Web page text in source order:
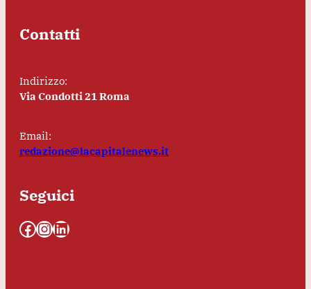
Contatti
Indirizzo:
Via Condotti 21 Roma
Email:
redazione@lacapitalenews.it
Seguici
Facebook InstagramLinkedIn